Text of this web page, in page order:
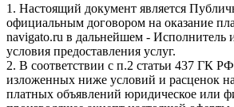
1. Настоящий документ является
официальным договором на оказание
navigato.ru в дальнейшем - Исполнитель
условия предоставления услуг.
2. В соответствии с п.2 статьи 437 ГК
изложенных ниже условий и расценок
платных объявлений юридическое или